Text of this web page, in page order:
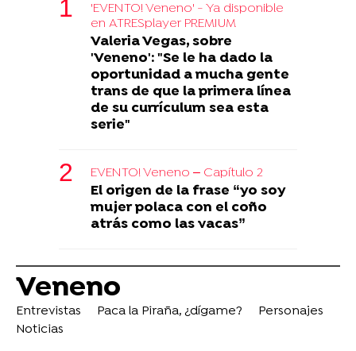
'EVENTO! Veneno' - Ya disponible
en ATRESplayer PREMIUM
Valeria Vegas, sobre
'Veneno': "Se le ha dado la
oportunidad a mucha gente
trans de que la primera línea
de su currículum sea esta
serie"
EVENTO! Veneno – Capítulo 2
El origen de la frase “yo soy
mujer polaca con el coño
atrás como las vacas”
Veneno
Entrevistas Paca la Piraña, ¿dígame?
Personajes
Noticias